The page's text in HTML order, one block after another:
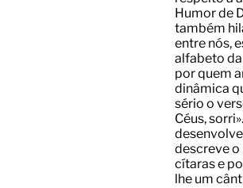
Humor de
também
entre nós,
alfabeto
por quem
dinâmica
sério o
Céus,
descreve o
cítaras e
lhe um